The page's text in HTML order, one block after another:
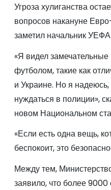
Угроза хулиганства
вопросов накануне
заметил начальник
«Я видел
футболом, такие как
и Украине. Но я
нуждаться в полиции»,
новом Национальном
«Если есть одна вещь,
беспокоит, это
Между тем,
заявило, что более 9000